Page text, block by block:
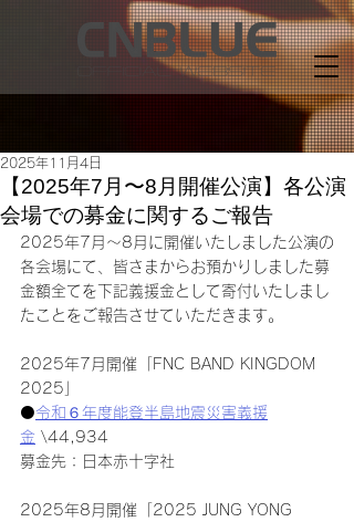
【2025年7月〜8月開催公演】各公演
会場での募金に関するご報告
2025年11月4日
2025年7月〜8月に開催いたしました公演の
各会場にて、皆さまからお預かりしました募
金額全てを下記義援金として寄付いたしまし
たことをご報告させていただきます。
2025年7月開催「FNC BAND KINGDOM
2025」
⚫️令和６年度能登半島地震災害義援
金 \44,934
募金先：日本赤十字社
2025年8月開催「2025 JUNG YONG